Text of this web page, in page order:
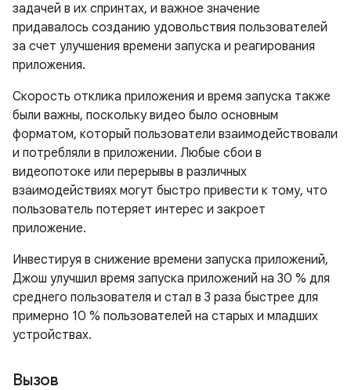
задачей в их спринтах, и важное значение
придавалось созданию удовольствия пользователей
за счет улучшения времени запуска и реагирования
приложения.
Скорость отклика приложения и время запуска также
были важны, поскольку видео было основным
форматом, который пользователи взаимодействовали
и потребляли в приложении. Любые сбои в
видеопотоке или перерывы в различных
взаимодействиях могут быстро привести к тому, что
пользователь потеряет интерес и закроет
приложение.
Инвестируя в снижение времени запуска приложений,
Джош улучшил время запуска приложений на 30 % для
среднего пользователя и стал в 3 раза быстрее для
примерно 10 % пользователей на старых и младших
устройствах.
Вызов